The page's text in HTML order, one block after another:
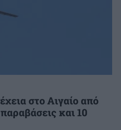
στο Αιγαίο από
και 10